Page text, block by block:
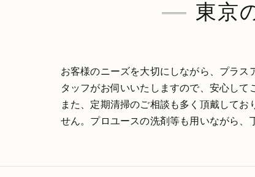
東京
お客様のニーズを大切にしながら、プラ
タッフがお伺いいたしますので、安心して
また、定期清掃のご相談も多く頂戴して
せん。プロユースの洗剤等も用いながら、